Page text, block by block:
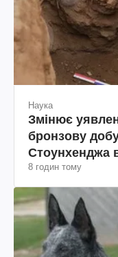
Наука
Змінює
бронзову
Стоунхенджа
8 годин тому